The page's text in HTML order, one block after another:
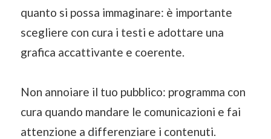
quanto si possa immaginare: è importante
scegliere con cura i testi e adottare una
grafica accattivante e coerente.
Non annoiare il tuo pubblico: programma con
cura quando mandare le comunicazioni e fai
attenzione a differenziare i contenuti.